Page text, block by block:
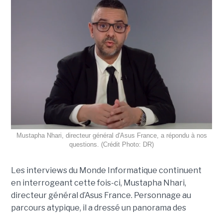
Mustapha Nhari, directeur général d'Asus France, a répondu à nos
questions. (Crédit Photo: DR)
Les interviews du Monde Informatique continuent
en interrogeant cette fois-ci, Mustapha Nhari,
directeur général d’Asus France. Personnage au
parcours atypique, il a dressé un panorama des